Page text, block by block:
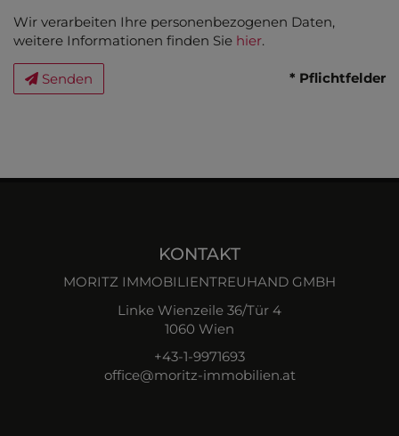
Wir verarbeiten Ihre personenbezogenen Daten,
weitere Informationen finden Sie hier.
Senden * Pflichtfelder
KONTAKT
MORITZ IMMOBILIENTREUHAND GMBH
Linke Wienzeile 36/Tür 4
1060 Wien
+43-1-9971693
office@moritz-immobilien.at